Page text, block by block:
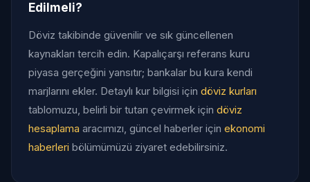
Edilmeli?
Döviz takibinde güvenilir ve sık güncellenen
kaynakları tercih edin. Kapalıçarşı referans kuru
piyasa gerçeğini yansıtır; bankalar bu kura kendi
marjlarını ekler. Detaylı kur bilgisi için döviz kurları
tablomuzu, belirli bir tutarı çevirmek için döviz
hesaplama aracımızı, güncel haberler için ekonomi
haberleri bölümümüzü ziyaret edebilirsiniz.